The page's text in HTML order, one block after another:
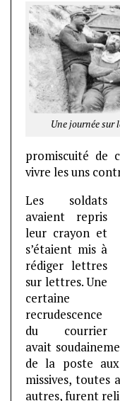
Une journée sur
promiscuité de
vivre les uns
Les soldats
avaient repris
leur crayon et
s’étaient mis à
rédiger lettres
sur lettres. Une
certaine
recrudescence
du courrier
avait
de la poste
missives, toutes
autres, furent